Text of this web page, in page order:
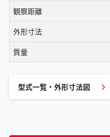
観察距離
外形寸法
質量
型式一覧・外形寸法図